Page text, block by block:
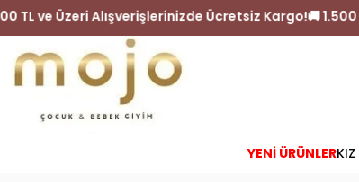
🚚 1.500 TL ve Üzeri Alışverişlerinizde Ücretsiz
YENİ ÜRÜNLER